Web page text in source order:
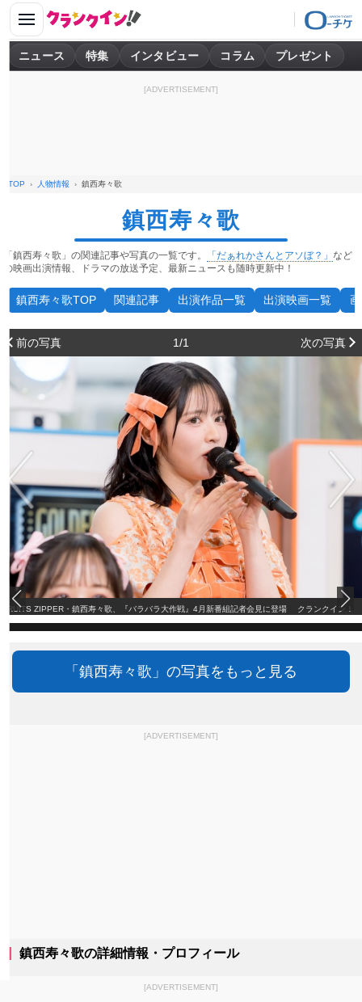
ニュース 特集 インタビュー コラム プレゼント
[ADVERTISEMENT]
TOP 人物情報 鎮西寿々歌
鎮西寿々歌
「鎮西寿々歌」の関連記事や写真の一覧です。 「だぁれかさんとアソぼ？」 など
の映画出演情報、ドラマの放送予定、最新ニュースも随時更新中！
鎮西寿々歌TOP 関連記事 出演作品一覧 出演映画一覧
前の写真 1/1 次の写真
FRUITS ZIPPER・鎮西寿々歌、『バラバラ大作戦』4月新番組記者会見に登場 クランクイン！
「鎮西寿々歌」の写真をもっと見る
[ADVERTISEMENT]
鎮西寿々歌の詳細情報・プロフィール
[ADVERTISEMENT]